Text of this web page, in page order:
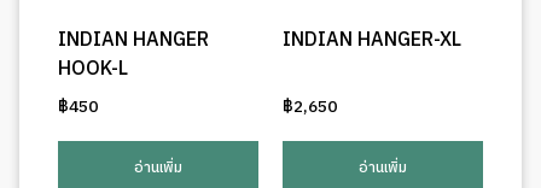
INDIAN HANGER
HOOK-L
฿450
อ่านเพิ่ม
INDIAN HANGER-XL
฿2,650
อ่านเพิ่ม